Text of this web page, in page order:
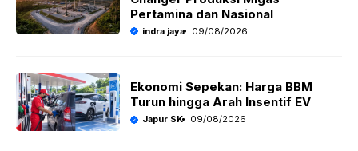
Pertamina dan Nasional
indra jaya 09/08/2026
Ekonomi Sepekan: Harga BBM
Turun hingga Arah Insentif EV
Japur SK 09/08/2026